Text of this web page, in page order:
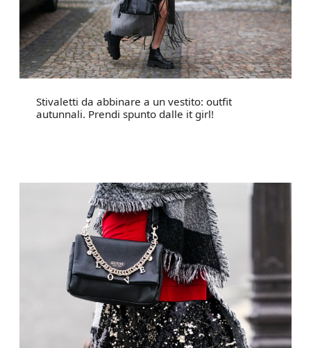
Stivaletti da abbinare a un vestito: outfit
autunnali. Prendi spunto dalle it girl!